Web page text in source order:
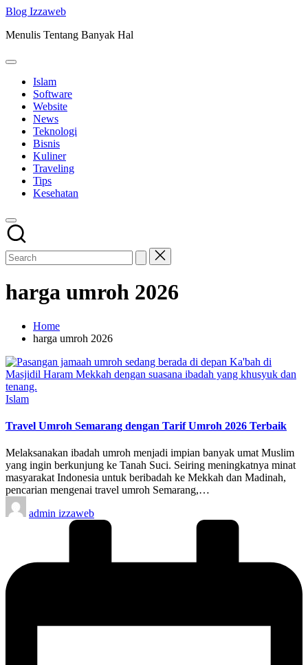
Skip
content
Blog Izzaweb
Menulis Tentang Banyak Hal
Islam
Software
Website
News
Teknologi
Bisnis
Kuliner
Traveling
Tips
Kesehatan
harga umroh 2026
Home
harga umroh 2026
Posted
Islam
Travel Umroh Semarang dengan Tarif Umroh 2026 Terbaik
Melaksanakan ibadah umroh menjadi impian banyak umat Muslim
yang ingin berkunjung ke Tanah Suci. Seiring meningkatnya minat
masyarakat Indonesia untuk beribadah ke Mekkah dan Madinah,
pencarian mengenai travel umroh Semarang,…
Posted
by
admin izzaweb